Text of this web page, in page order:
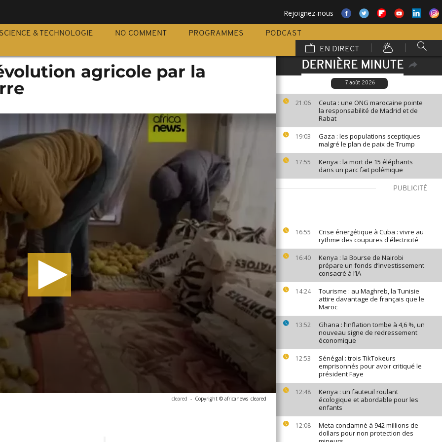
Rejoignez-nous
SCIENCE & TECHNOLOGIE NO COMMENT PROGRAMMES
PODCAST
EN DIRECT
DERNIÈRE MINUTE
7 août 2026
21:06
Ceuta : une ONG marocaine pointe
la responsabilité de Madrid et de
Rabat
19:03
Gaza : les populations sceptiques
malgré le plan de paix de Trump
17:55
Kenya : la mort de 15 éléphants
dans un parc fait polémique
PUBLICITÉ
16:55
Crise énergétique à Cuba : vivre au
rythme des coupures d'électricité
16:40
Kenya : la Bourse de Nairobi
prépare un fonds d’investissement
consacré à l’IA
14:24
Tourisme : au Maghreb, la Tunisie
attire davantage de français que le
Maroc
13:52
Ghana : l’inflation tombe à 4,6 %, un
nouveau signe de redressement
économique
12:53
Sénégal : trois TikTokeurs
emprisonnés pour avoir critiqué le
président Faye
12:48
Kenya : un fauteuil roulant
écologique et abordable pour les
enfants
12:08
Meta condamné à 942 millions de
dollars pour non protection des
agricole par la
cleared - Copyright © africanews cleared